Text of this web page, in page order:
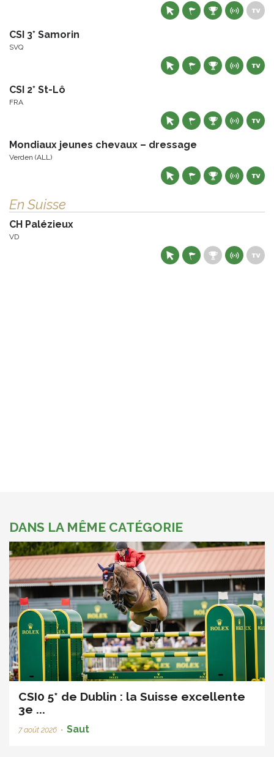
CSI 3* Samorin
SVQ
CSI 2* St-Lô
FRA
Mondiaux jeunes chevaux – dressage
Verden (ALL)
En Suisse
CH Palézieux
VD
DANS LA MÊME CATÉGORIE
CSI0 5* de Dublin : la Suisse excellente
3e ...
7 août 2026 • Saut